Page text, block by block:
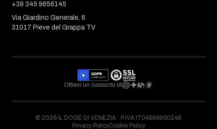
+39 345 9656145
Via Giardino Generale, 6
31017 Pieve del Grappa TV
Ottieni un riassunto IA
© 2026 IL DOGE DI VENEZIA · P.IVA IT04596950248
Privacy PolicyCookie Policy